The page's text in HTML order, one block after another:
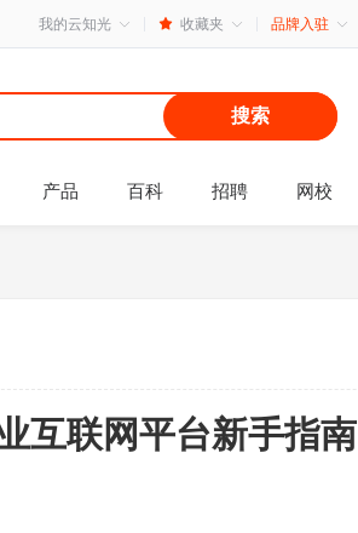
我的云知光 收藏夹 品牌入驻
搜索
产品 百科 招聘 网校
互联网平台新手指南